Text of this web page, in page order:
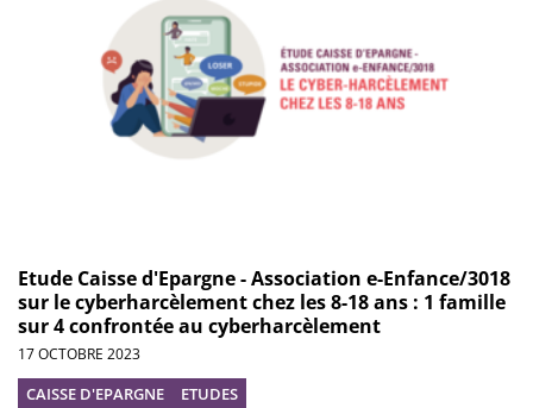
Etude Caisse d'Epargne - Association e-Enfance/3018
sur le cyberharcèlement chez les 8-18 ans : 1 famille
sur 4 confrontée au cyberharcèlement
17 OCTOBRE 2023
CAISSE D'EPARGNE ETUDES